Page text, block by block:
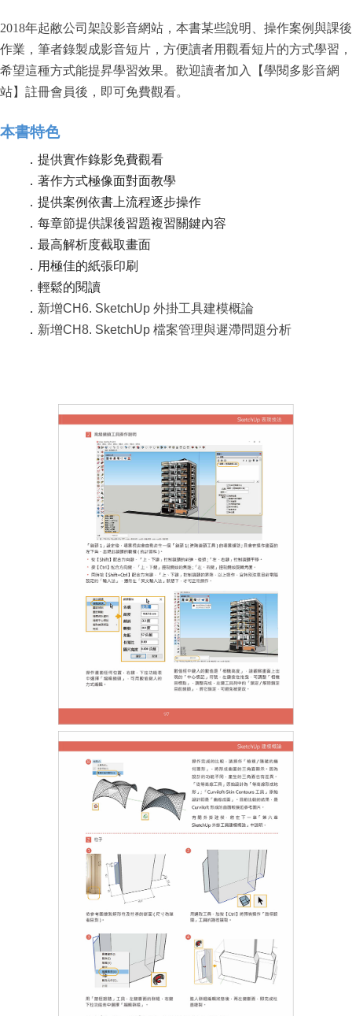
2018年起敝公司架設影音網站，本書某些說明、操作案例與課後
作業，筆者錄製成影音短片，方便讀者用觀看短片的方式學習，
希望這種方式能提昇學習效果。歡迎讀者加入【學閱多影音網
站】註冊會員後，即可免費觀看。
本書特色
．提供實作錄影免費觀看
．著作方式極像面對面教學
．提供案例依書上流程逐步操作
．每章節提供課後習題複習關鍵內容
．最高解析度截取畫面
．用極佳的紙張印刷
．輕鬆的閱讀
． 新增CH6. SketchUp 外掛工具建模概論
． 新增CH8. SketchUp 檔案管理與遲滯問題分析